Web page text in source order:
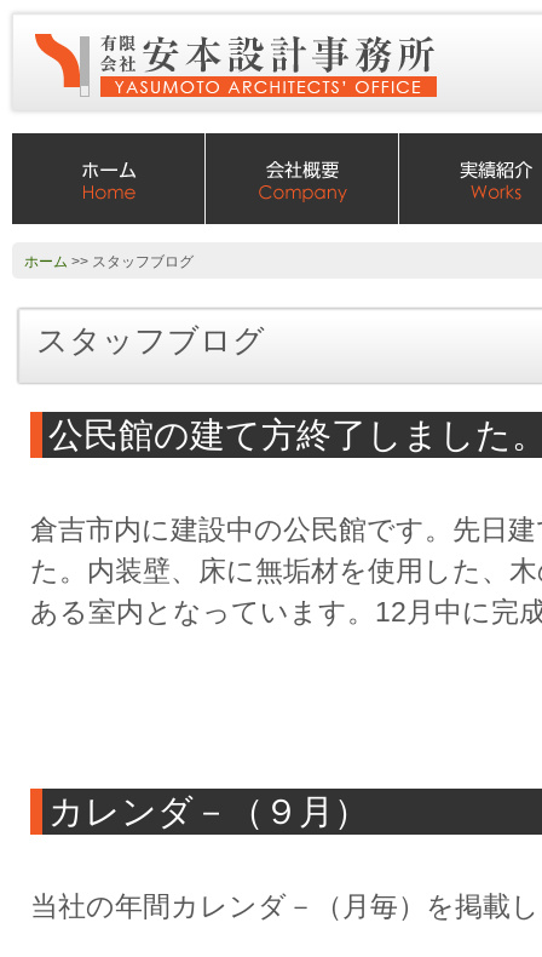
ホーム >> スタッフブログ
スタッフブログ
公民館の建て方終了しました
倉吉市内に建設中の公民館です。先日
た。内装壁、床に無垢材を使用した、
ある室内となっています。12月中に完
カレンダ－（９月）
当社の年間カレンダ－（月毎）を掲載